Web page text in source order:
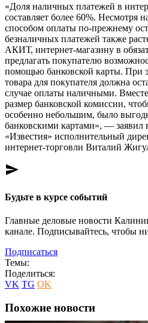
«Доля наличных платежей в
составляет более 60%. Несмотря
способом оплаты по-прежнему
безналичных платежей также
АКИТ, интернет-магазину в
предлагать покупателю
помощью банковской карты. При
товара для покупателя должна
случае оплаты наличными.
размер банковской комиссии,
особенно небольшим, было
банковскими картами», — заявил
«Известия» исполнительный
интернет-торговли Виталий
send
Будьте в курсе событий
Главные деловые новости
канале. Подписывайтесь, чтобы
Подписаться
Темы:
Поделиться:
VK TG OK
Похожие новости